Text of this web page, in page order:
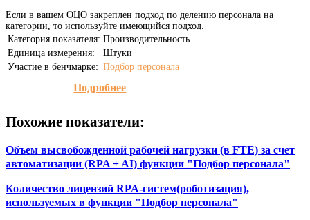
Если в вашем ОЦО закреплен подход по делению персонала на
категории, то используйте имеющийся подход.
Категория показателя: Производительность
Единица измерения:
Штуки
Участие в бенчмарке: Подбор персонала
Подробнее
Похожие показатели:
Объем высвобожденной рабочей нагрузки (в FTE) за счет
автоматизации (RPA + AI) функции "Подбор персонала"
Количество лицензий RPA-систем(роботизация),
используемых в функции "Подбор персонала"